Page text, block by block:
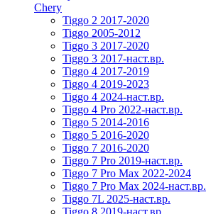
Chery
Tiggo 2 2017-2020
Tiggo 2005-2012
Tiggo 3 2017-2020
Tiggo 3 2017-наст.вр.
Tiggo 4 2017-2019
Tiggo 4 2019-2023
Tiggo 4 2024-наст.вр.
Tiggo 4 Pro 2022-наст.вр.
Tiggo 5 2014-2016
Tiggo 5 2016-2020
Tiggo 7 2016-2020
Tiggo 7 Pro 2019-наст.вр.
Tiggo 7 Pro Max 2022-2024
Tiggo 7 Pro Max 2024-наст.вр.
Tiggo 7L 2025-наст.вр.
Tiggo 8 2019-наст.вр.